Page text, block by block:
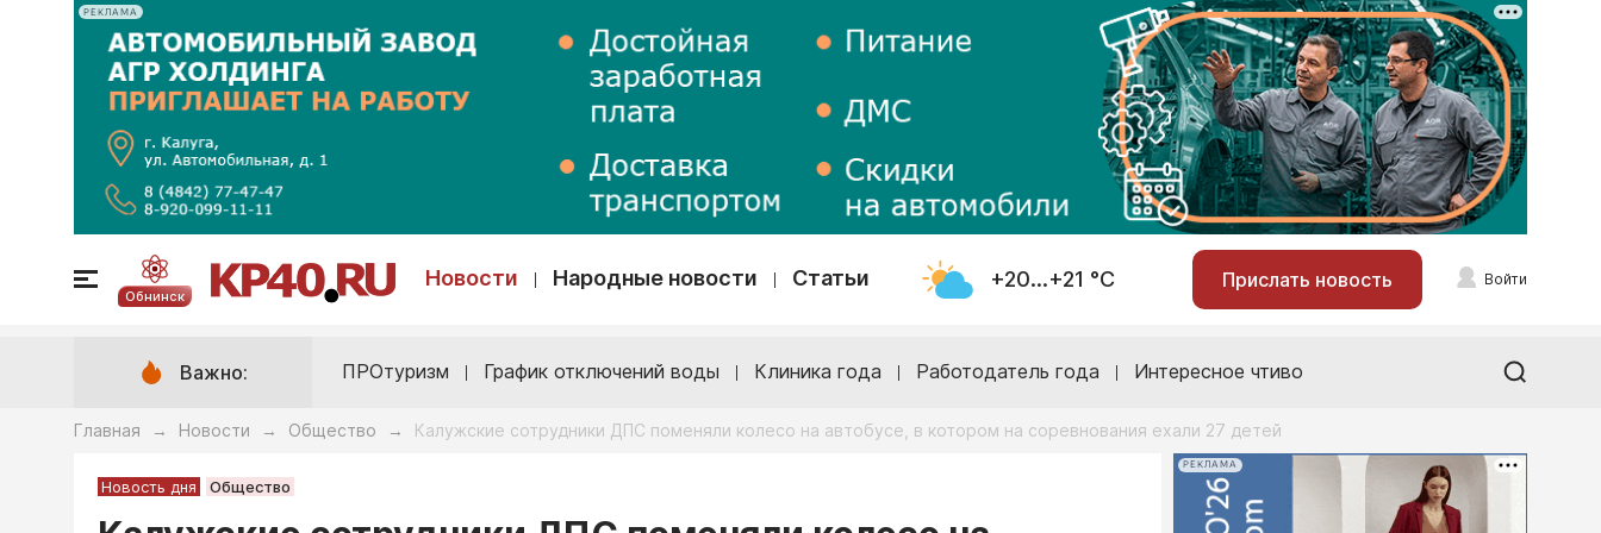
РЕКЛАМА
Обнинск
Новости Народные новости Статьи +20...+21 °С Прислать новость Войти
Важно: ПРОтуризм График отключений воды Клиника года Работодатель года Интересное чтиво
Главная → Новости → Общество → Калужские сотрудники ДПС поменяли колесо на автобусе, в котором на соревнования ехали 27 детей
Новость дня Общество
РЕКЛАМА